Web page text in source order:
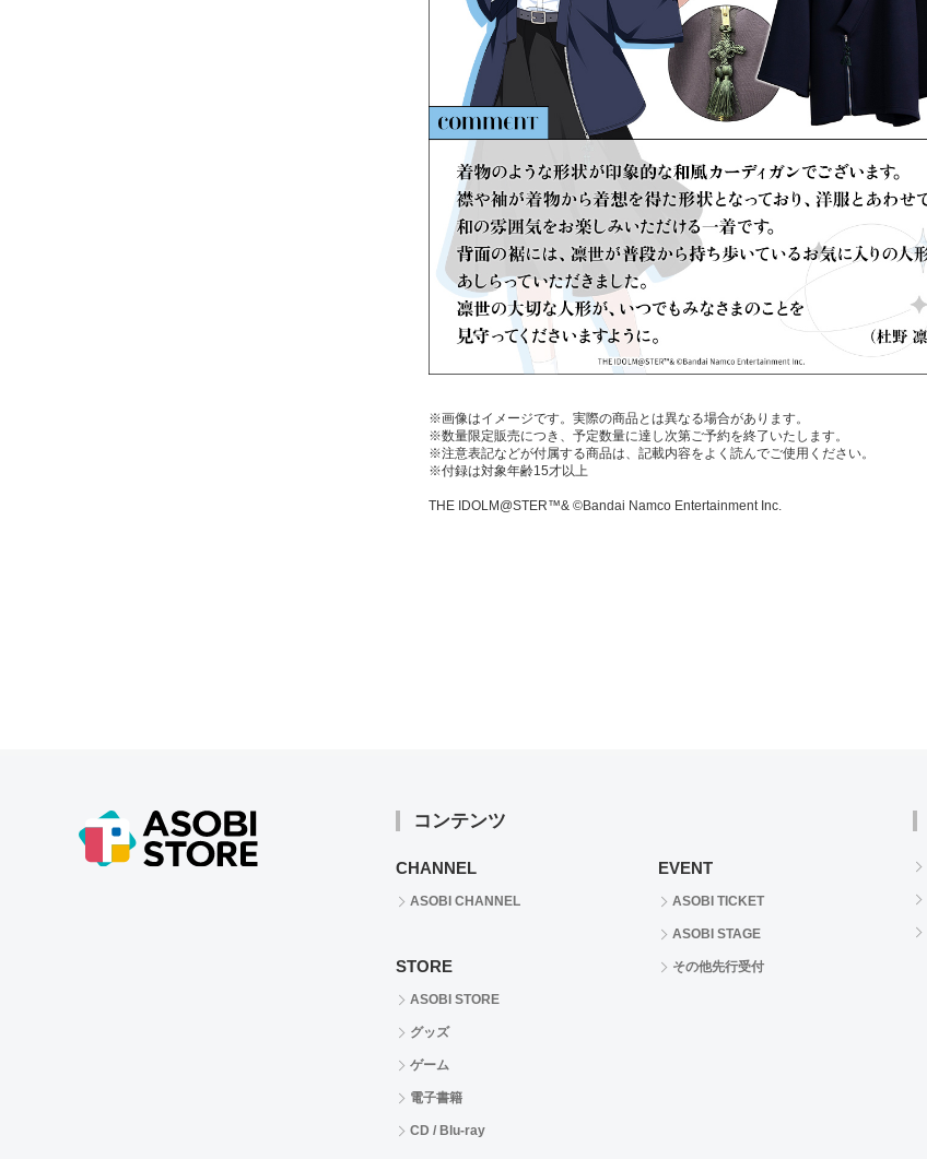
※画像はイメージです。実際の商品とは異なる場合があります。
※数量限定販売につき、予定数量に達し次第ご予約を終了いたします。
※注意表記などが付属する商品は、記載内容をよく読んでご使用ください。
※付録は対象年齢15才以上
THE IDOLM@STER™& ©Bandai Namco Entertainment Inc.
コンテンツ
CHANNEL
ASOBI CHANNEL
STORE
ASOBI STORE
グッズ
ゲーム
電子書籍
CD / Blu-ray
EVENT
ASOBI TICKET
ASOBI STAGE
その他先行受付